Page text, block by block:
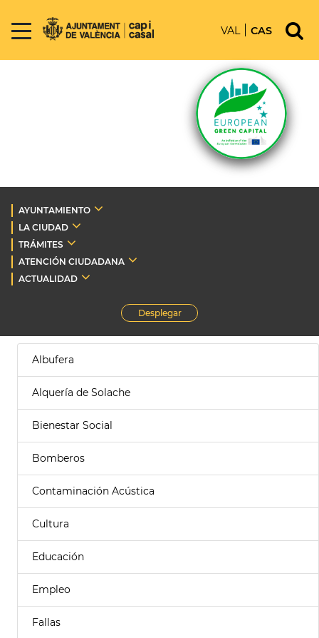
VAL CAS
AYUNTAMIENTO
LA CIUDAD
TRÁMITES
ATENCIÓN CIUDADANA
ACTUALIDAD
Desplegar
Albufera
Alquería de Solache
Bienestar Social
Bomberos
Contaminación Acústica
Cultura
Educación
Empleo
Fallas